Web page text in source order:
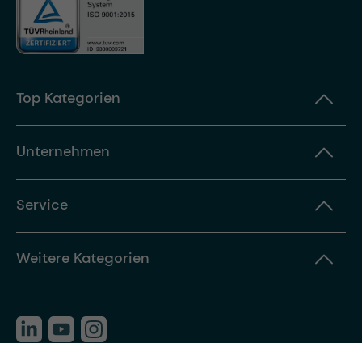
Top Kategorien
Unternehmen
Service
Weitere Kategorien